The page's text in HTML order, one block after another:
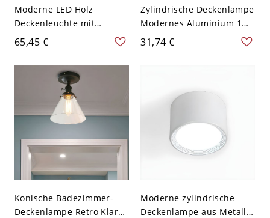
Moderne LED Holz
Deckenleuchte mit
Acrylschirm - Walnuss
Farbe 110V-120V 22,86 cm
Ring
65,45 €
Zylindrische Deckenlampe
Modernes Aluminium 1
Licht Flush Mount für
Studie Wohnzimmer -
31,74 €
Konische Badezimmer-
Deckenlampe Retro Klares
Moderne zylindrische
Deckenlampe aus Metall